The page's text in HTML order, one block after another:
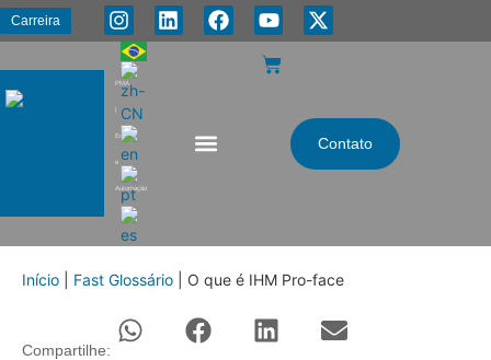
Carreira
PMA
|
Energia
e
Automação
Contato
Início Fast Glossário O que é IHM Pro-face
Compartilhe: